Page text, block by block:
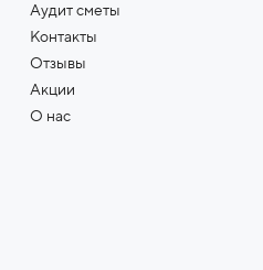
Аудит сметы
Контакты
Отзывы
Акции
О нас